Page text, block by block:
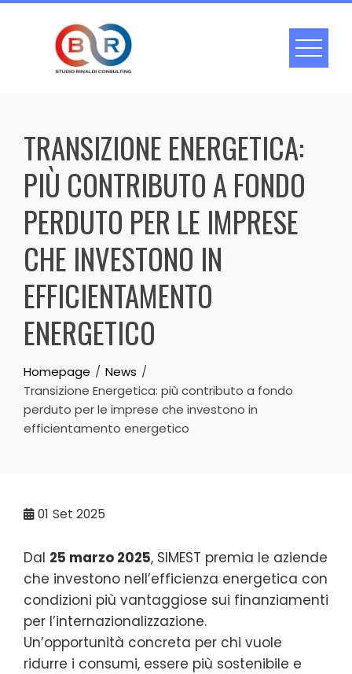
Skip
TRANSIZIONE ENERGETICA:
PIÙ CONTRIBUTO A FONDO
PERDUTO PER LE IMPRESE
CHE INVESTONO IN
EFFICIENTAMENTO
ENERGETICO
Homepage
News
Transizione Energetica: più contributo a fondo
perduto per le imprese che investono in
efficientamento energetico
01 Set 2025
Dal 25 marzo 2025, SIMEST premia le aziende
che investono nell’efficienza energetica con
condizioni più vantaggiose sui finanziamenti
per l’internazionalizzazione.
Un’opportunità concreta per chi vuole
ridurre i consumi, essere più sostenibile e